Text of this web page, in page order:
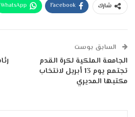
شارك Facebook
WhatsApp
السابق بوست
الجامعة الملكية لكرة القدم
تجتمع يوم 13 أبريل لانتخاب
مكتبها المديري